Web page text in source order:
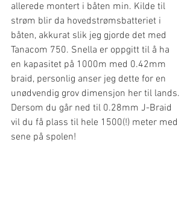
allerede montert i båten min. Kilde til
strøm blir da hovedstrømsbatteriet i
båten, akkurat slik jeg gjorde det med
Tanacom 750. Snella er oppgitt til å ha
en kapasitet på 1000m med 0.42mm
braid, personlig anser jeg dette for en
unødvendig grov dimensjon her til lands.
Dersom du går ned til 0.28mm J-Braid
vil du få plass til hele 1500(!) meter med
sene på spolen!